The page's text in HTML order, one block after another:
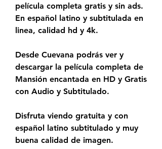
película completa gratis y sin ads.
En español latino y subtitulada en
linea, calidad hd y 4k.
Desde Cuevana podrás ver y
descargar la película completa de
Mansión encantada en HD y Gratis
con Audio y Subtitulado.
Disfruta viendo gratuita y con
español latino subtitulado y muy
buena calidad de imagen.